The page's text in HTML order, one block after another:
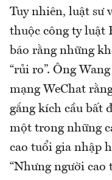
Tuy nhiên, luật sư
thuộc công ty luật
báo rằng những
“rủi ro”. Ông
mạng WeChat
gắng kích cầu bất
một trong những
cao tuổi gia nhập
“Nhưng người cao